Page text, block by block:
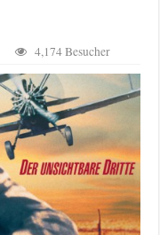
4,174 Besucher